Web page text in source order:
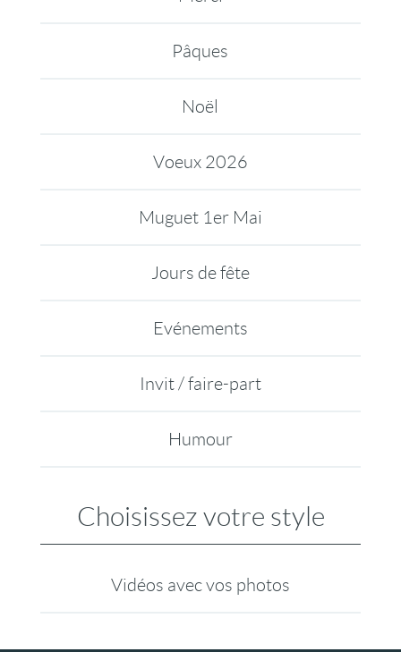
Pâques
Noël
Voeux 2026
Muguet 1er Mai
Jours de fête
Evénements
Invit / faire-part
Humour
Choisissez votre style
Vidéos avec vos photos